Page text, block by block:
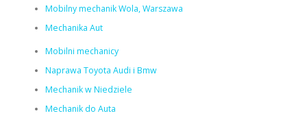
Mobilny mechanik Wola, Warszawa
Mechanika Aut
Mobilni mechanicy
Naprawa Toyota Audi i Bmw
Mechanik w Niedziele
Mechanik do Auta